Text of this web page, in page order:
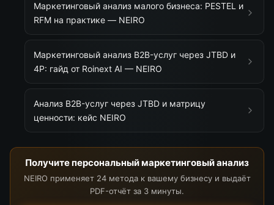
Маркетинговый анализ малого бизнеса: PESTEL и
RFM на практике — NEIRO
Маркетинговый анализ B2B-услуг через JTBD и
4P: гайд от Roinext AI — NEIRO
Анализ B2B-услуг через JTBD и матрицу
ценности: кейс NEIRO
Получите персональный маркетинговый анализ
NEIRO применяет 24 метода к вашему бизнесу и выдаёт
PDF-отчёт за 3 минуты.